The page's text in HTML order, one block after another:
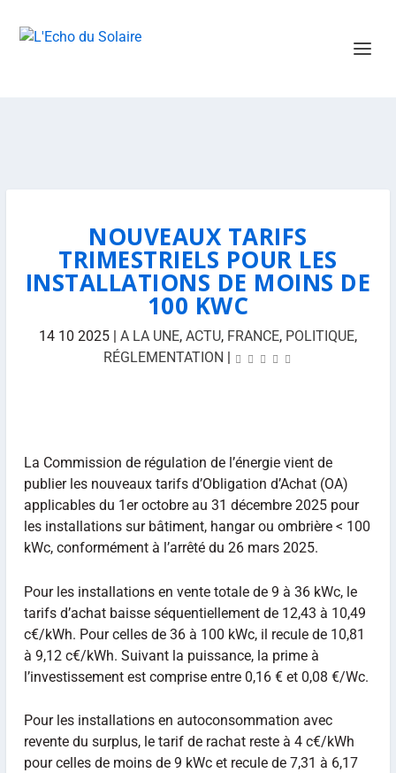
NOUVEAUX TARIFS
TRIMESTRIELS POUR LES
INSTALLATIONS DE MOINS DE
100 KWC
14 10 2025| A LA UNE, ACTU, FRANCE, POLITIQUE,
RÉGLEMENTATION |
La Commission de régulation de l’énergie vient de
publier les nouveaux tarifs d’Obligation d’Achat (OA)
applicables du 1er octobre au 31 décembre 2025 pour
les installations sur bâtiment, hangar ou ombrière < 100
kWc, conformément à l’arrêté du 26 mars 2025.
Pour les installations en vente totale de 9 à 36 kWc, le
tarifs d’achat baisse séquentiellement de 12,43 à 10,49
c€/kWh. Pour celles de 36 à 100 kWc, il recule de 10,81
à 9,12 c€/kWh. Suivant la puissance, la prime à
l’investissement est comprise entre 0,16 € et 0,08 €/Wc.
Pour les installations en autoconsommation avec
revente du surplus, le tarif de rachat reste à 4 c€/kWh
pour celles de moins de 9 kWc et recule de 7,31 à 6,17